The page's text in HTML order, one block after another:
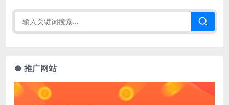
● 推广网站